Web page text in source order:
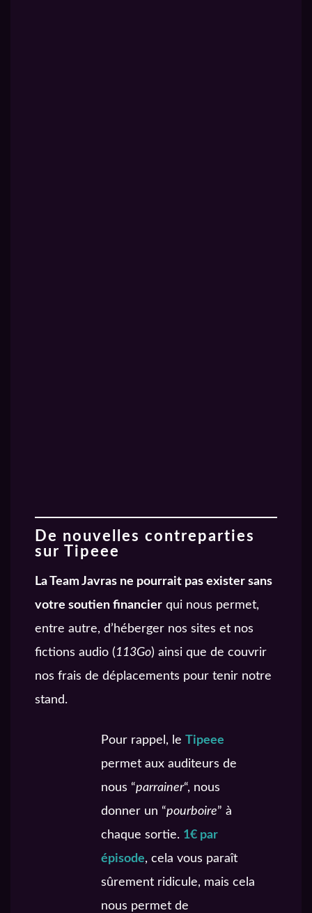
De nouvelles contreparties
sur Tipeee
La Team Javras ne pourrait pas exister sans
votre soutien financier qui nous permet,
entre autre, d’héberger nos sites et nos
fictions audio (113Go) ainsi que de couvrir
nos frais de déplacements pour tenir notre
stand.
Pour rappel, leTipeee
permet aux auditeurs de
nous “parrainer“, nous
donner un “pourboire” à
chaque sortie. 1€ par
épisode, cela vous paraît
sûrement ridicule, mais cela
nous permet de